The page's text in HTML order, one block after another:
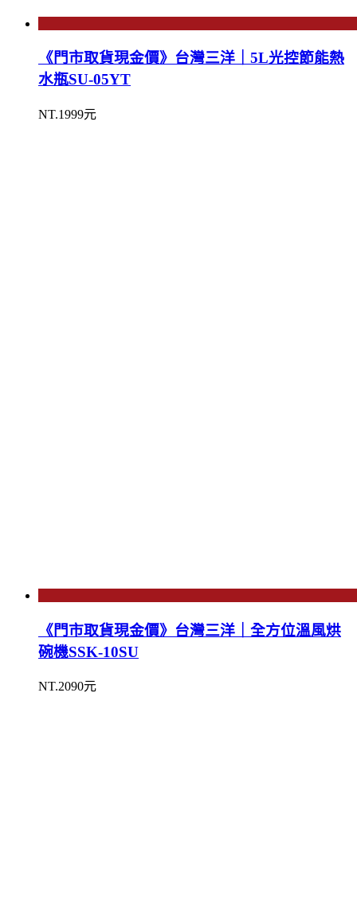
《門市取貨現金價》台灣三洋｜5L光控節能熱
水瓶SU-05YT
NT.1999元
《門市取貨現金價》台灣三洋｜全方位溫風烘
碗機SSK-10SU
NT.2090元